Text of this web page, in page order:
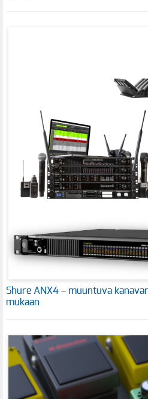
Shure ANX4 – muuntuva
mukaan